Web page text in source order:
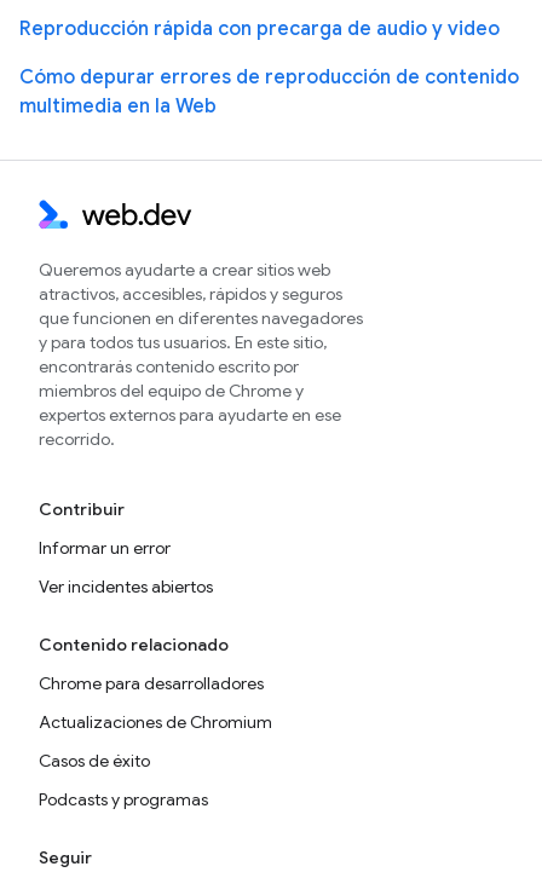
Reproducción rápida con precarga de audio y video
Cómo depurar errores de reproducción de contenido
multimedia en la Web
Queremos ayudarte a crear sitios web
atractivos, accesibles, rápidos y seguros
que funcionen en diferentes navegadores
y para todos tus usuarios. En este sitio,
encontrarás contenido escrito por
miembros del equipo de Chrome y
expertos externos para ayudarte en ese
recorrido.
Contribuir
Informar un error
Ver incidentes abiertos
Contenido relacionado
Chrome para desarrolladores
Actualizaciones de Chromium
Casos de éxito
Podcasts y programas
Seguir